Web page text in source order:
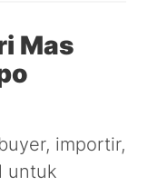
Mas
importir,
untuk